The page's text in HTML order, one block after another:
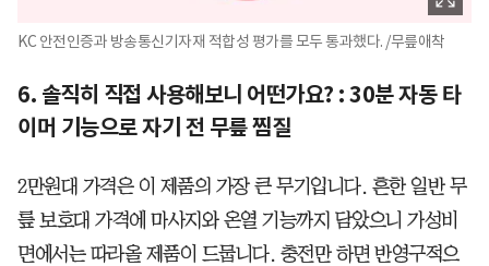
KC 안전인증과 방송통신기자재 적합성 평가를 모두 통과했다. /무릎애착
6. 솔직히 직접 사용해보니 어떤가요? : 30분 자동 타
이머 기능으로 자기 전 무릎 찜질
2만원대 가격은 이 제품의 가장 큰 무기입니다. 흔한 일반 무
릎 보호대 가격에 마사지와 온열 기능까지 담았으니 가성비
면에서는 따라올 제품이 드뭅니다. 충전만 하면 반영구적으